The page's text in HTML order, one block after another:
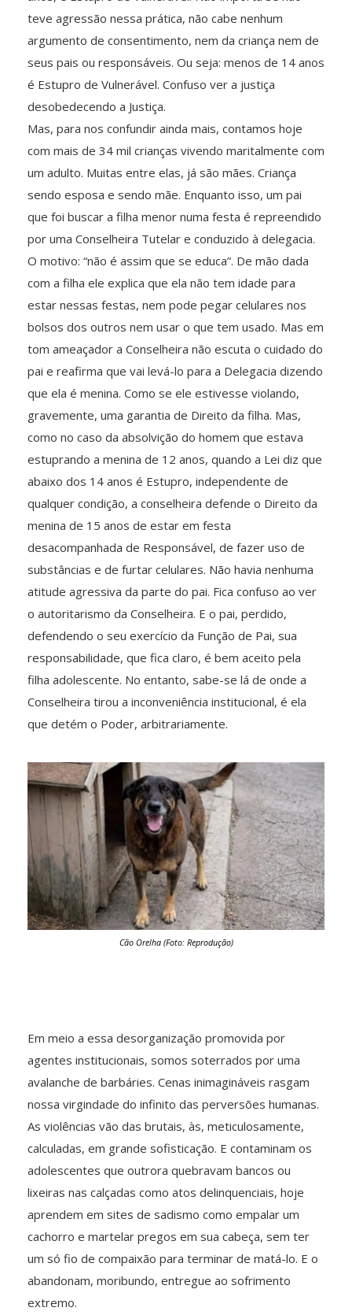
teve agressão nessa prática, não cabe nenhum
argumento de consentimento, nem da criança nem de
seus pais ou responsáveis. Ou seja: menos de 14 anos
é Estupro de Vulnerável. Confuso ver a justiça
desobedecendo a Justiça.
Mas, para nos confundir ainda mais, contamos hoje
com mais de 34 mil crianças vivendo maritalmente com
um adulto. Muitas entre elas, já são mães. Criança
sendo esposa e sendo mãe. Enquanto isso, um pai
que foi buscar a filha menor numa festa é repreendido
por uma Conselheira Tutelar e conduzido à delegacia.
O motivo: “não é assim que se educa”. De mão dada
com a filha ele explica que ela não tem idade para
estar nessas festas, nem pode pegar celulares nos
bolsos dos outros nem usar o que tem usado. Mas em
tom ameaçador a Conselheira não escuta o cuidado do
pai e reafirma que vai levá-lo para a Delegacia dizendo
que ela é menina. Como se ele estivesse violando,
gravemente, uma garantia de Direito da filha. Mas,
como no caso da absolvição do homem que estava
estuprando a menina de 12 anos, quando a Lei diz que
abaixo dos 14 anos é Estupro, independente de
qualquer condição, a conselheira defende o Direito da
menina de 15 anos de estar em festa
desacompanhada de Responsável, de fazer uso de
substâncias e de furtar celulares. Não havia nenhuma
atitude agressiva da parte do pai. Fica confuso ao ver
o autoritarismo da Conselheira. E o pai, perdido,
defendendo o seu exercício da Função de Pai, sua
responsabilidade, que fica claro, é bem aceito pela
filha adolescente. No entanto, sabe-se lá de onde a
Conselheira tirou a inconveniência institucional, é ela
que detém o Poder, arbitrariamente.
Cão Orelha (Foto: Reprodução)
Em meio a essa desorganização promovida por
agentes institucionais, somos soterrados por uma
avalanche de barbáries. Cenas inimagináveis rasgam
nossa virgindade do infinito das perversões humanas.
As violências vão das brutais, às, meticulosamente,
calculadas, em grande sofisticação. E contaminam os
adolescentes que outrora quebravam bancos ou
lixeiras nas calçadas como atos delinquenciais, hoje
aprendem em sites de sadismo como empalar um
cachorro e martelar pregos em sua cabeça, sem ter
um só fio de compaixão para terminar de matá-lo. E o
abandonam, moribundo, entregue ao sofrimento
extremo.